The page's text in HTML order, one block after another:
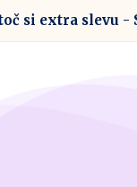
si extra slevu -